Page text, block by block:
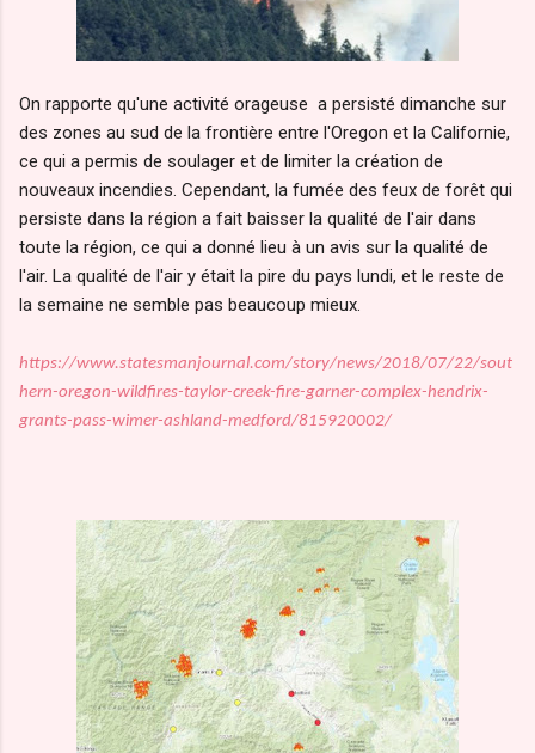
On rapporte qu'une activité orageuse a persisté dimanche sur
des zones au sud de la frontière entre l'Oregon et la Californie,
ce qui a permis de soulager et de limiter la création de
nouveaux incendies. Cependant, la fumée des feux de forêt qui
persiste dans la région a fait baisser la qualité de l'air dans
toute la région, ce qui a donné lieu à un avis sur la qualité de
l'air. La qualité de l'air y était la pire du pays lundi, et le reste de
la semaine ne semble pas beaucoup mieux.
https://www.statesmanjournal.com/story/news/2018/07/22/sout
hern-oregon-wildfires-taylor-creek-fire-garner-complex-hendrix-
grants-pass-wimer-ashland-medford/815920002/